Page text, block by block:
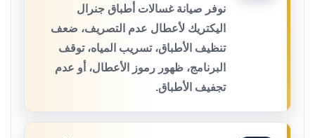
نوفر صيانة غسالات أطباق جنرال
اليكتريك لأعطال عدم التصريف، ضعف
تنظيف الأطباق، تسريب المياه، توقف
البرنامج، ظهور رموز الأعطال، أو عدم
تجفيف الأطباق.